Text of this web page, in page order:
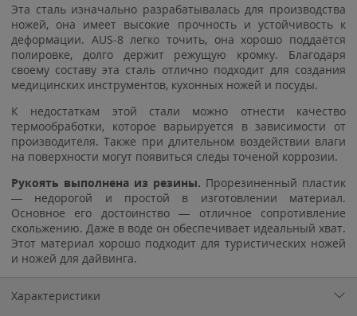
Эта сталь изначально разрабатывалась для производства
ножей, она имеет высокие прочность и устойчивость к
деформации. AUS-8 легко точить, она хорошо поддаётся
полировке, долго держит режущую кромку. Благодаря
своему составу эта сталь отлично подходит для создания
медицинских инструментов, кухонных ножей и посуды.
К недостаткам этой стали можно отнести качество
термообработки, которое варьируется в зависимости от
производителя. Также при длительном воздействии влаги
на поверхности могут появиться следы точеной коррозии.
Рукоять выполнена из резины. Прорезиненный пластик
— недорогой и простой в изготовлении материал.
Основное его достоинство — отличное сопротивление
скольжению. Даже в воде он обеспечивает идеальный хват.
Этот материал хорошо подходит для туристических ножей
и ножей для дайвинга.
Характеристики